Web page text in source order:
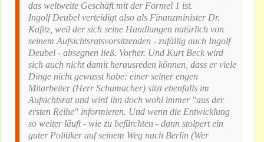
das weltweite Geschäft mit der Formel 1 ist.
Ingolf Deubel verteidigt also als Finanzminister Dr.
Kafitz, weil der sich seine Handlungen natürlich von
seinem Aufsichtsratsvorsitzenden - zufällig auch Ingolf
Deubel - absegnen ließ. Vorher. Und Kurt Beck wird
sich auch nicht damit herausreden können, dass er viele
Dinge nicht gewusst habe: einer seiner engen
Mitarbeiter (Herr Schumacher) sitzt ebenfalls im
Aufsichtsrat und wird ihn doch wohl immer "aus der
ersten Reihe" informieren. Und wenn die Entwicklung
so weiter läuft - wie zu befürchten - dann stolpert ein
guter Politiker auf seinem Weg nach Berlin (Wer